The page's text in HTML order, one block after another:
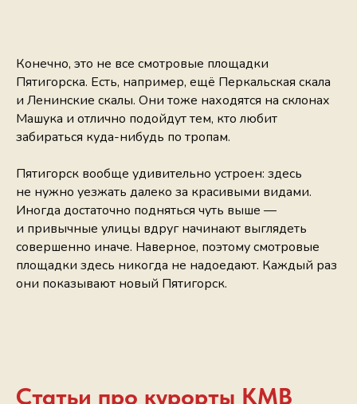
Конечно, это не все смотровые площадки
Пятигорска. Есть, например, ещё Перкальская скала
и Ленинские скалы. Они тоже находятся на склонах
Машука и отлично подойдут тем, кто любит
забираться куда-нибудь по тропам.
Пятигорск вообще удивительно устроен: здесь
не нужно уезжать далеко за красивыми видами.
Иногда достаточно подняться чуть выше —
и привычные улицы вдруг начинают выглядеть
совершенно иначе. Наверное, поэтому смотровые
площадки здесь никогда не надоедают. Каждый раз
они показывают новый Пятигорск.
Статьи про курорты КМВ